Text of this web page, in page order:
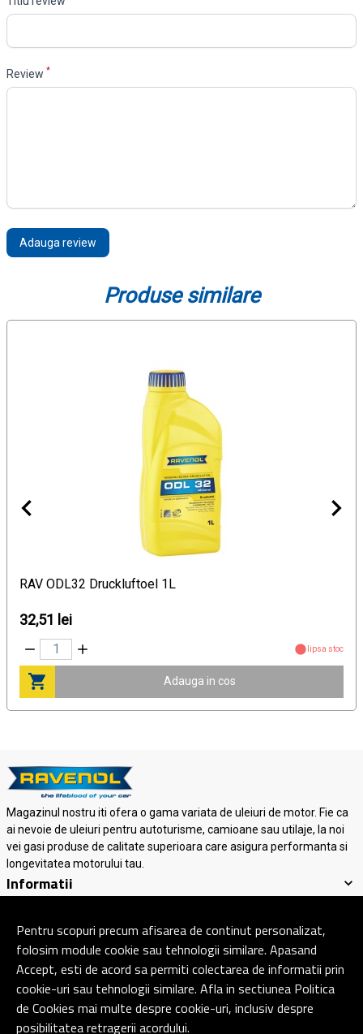
Review *
Adauga review
Produse similare
RAV ODL32 Druckluftoel 1L
32,51 lei
lipsa stoc
Adauga in cos
Magazinul nostru iti ofera o gama variata de uleiuri de motor. Fie ca
ai nevoie de uleiuri pentru autoturisme, camioane sau utilaje, la noi
vei gasi produse de calitate superioara care asigura performanta si
longevitatea motorului tau.
Informatii
Contact
© Copyright 2026 Ravenol Lubricants.Toate drepturile rezervate.
Pentru scopuri precum afisarea de continut personalizat,
folosim module cookie sau tehnologii similare. Apasand
Accept, esti de acord sa permiti colectarea de informatii prin
cookie-uri sau tehnologii similare. Afla in sectiunea Politica
de Cookies mai multe despre cookie-uri, inclusiv despre
posibilitatea retragerii acordului.